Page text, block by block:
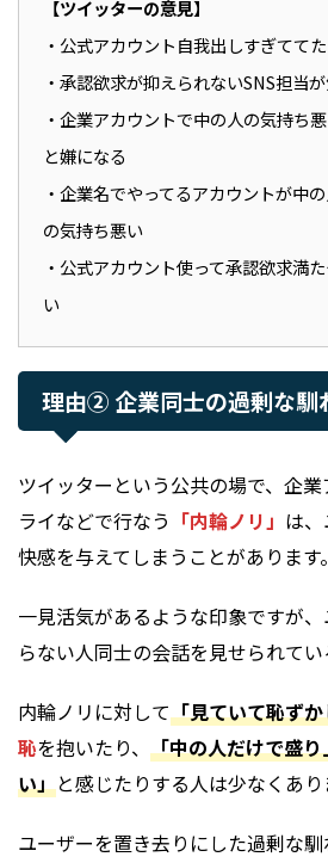
【ツイッターの意見】
・公式アカウント自我出しすぎてて
・承認欲求が抑えられないSNS担当
・企業アカウントで中の人の気持ち
と嫌になる
・企業名でやってるアカウントが中
の気持ち悪い
・公式アカウント使って承認欲求満
い
理由② 企業同士の過剰な馴
ツイッターという公共の場で、企
ライなどで行なう 「内輪ノリ」 は
快感を与えてしまうことがあります。
一見活気があるような印象ですが
らない人同士の会話を見せられてい
内輪ノリに対して「見ていて恥ず
恥を抱いたり、 「中の人だけで盛
い」と感じたりする人は少なくあり
ユーザーを置き去りにした過剰な